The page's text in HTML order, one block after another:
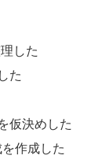
した
た
仮決めした
作成した